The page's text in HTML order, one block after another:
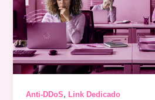
Anti-DDoS, Link Dedicado